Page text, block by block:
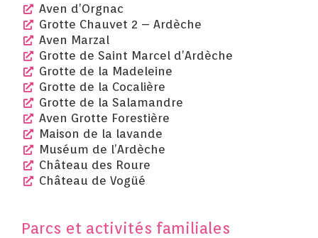
Aven d’Orgnac
Grotte Chauvet 2 – Ardèche
Aven Marzal
Grotte de Saint Marcel d’Ardèche
Grotte de la Madeleine
Grotte de la Cocalière
Grotte de la Salamandre
Aven Grotte Forestière
Maison de la lavande
Muséum de l’Ardèche
Château des Roure
Château de Vogüé
Parcs et activités familiales